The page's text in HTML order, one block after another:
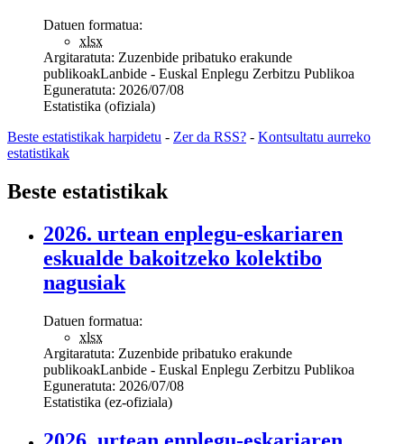
Datuen formatua:
xlsx
Argitaratuta: Zuzenbide pribatuko erakunde
publikoakLanbide - Euskal Enplegu Zerbitzu Publikoa
Eguneratuta: 2026/07/08
Estatistika (ofiziala)
Beste estatistikak harpidetu - Zer da RSS? - Kontsultatu aurreko
estatistikak
Beste estatistikak
2026. urtean enplegu-eskariaren
eskualde bakoitzeko kolektibo
nagusiak
Datuen formatua:
xlsx
Argitaratuta: Zuzenbide pribatuko erakunde
publikoakLanbide - Euskal Enplegu Zerbitzu Publikoa
Eguneratuta: 2026/07/08
Estatistika (ez-ofiziala)